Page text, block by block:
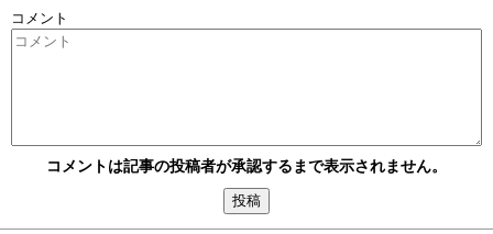
コメント
コメントは記事の投稿者が承認するまで表示されません。